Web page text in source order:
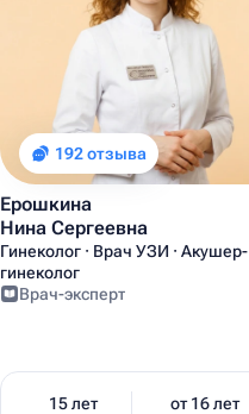
192 отзыва
Ерошкина
Нина Сергеевна
Гинеколог · Врач УЗИ · Акушер-
гинеколог
Врач-эксперт
15 лет от 16 лет